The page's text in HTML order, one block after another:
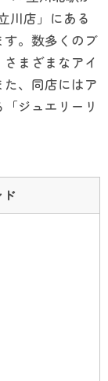
川店」にある
。数多くのブ
まざまなアイ
、同店にはア
ジュエリーリ
ド